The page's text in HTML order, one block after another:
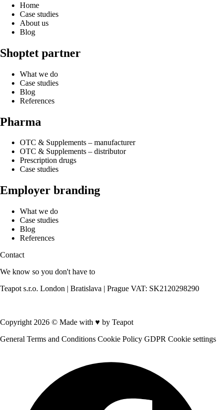
Home
Case studies
About us
Blog
Shoptet partner
What we do
Case studies
Blog
References
Pharma
OTC & Supplements – manufacturer
OTC & Supplements – distributor
Prescription drugs
Case studies
Employer branding
What we do
Case studies
Blog
References
Contact
We know so you don't have to
Teapot s.r.o. London | Bratislava | Prague VAT: SK2120298290
Copyright 2026 © Made with ♥ by Teapot
General Terms and Conditions Cookie Policy GDPR Cookie settings